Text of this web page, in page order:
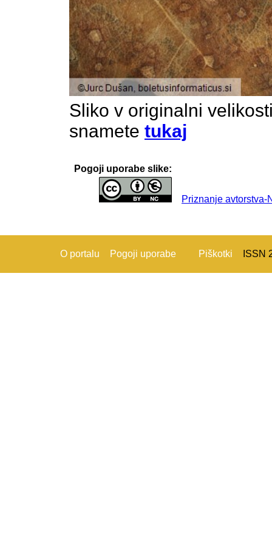
Sliko v originalni
snamete tukaj
Pogoji uporabe slike:
Priznanje avtorstva-
O portalu Pogoji uporabe Piškotki ISSN